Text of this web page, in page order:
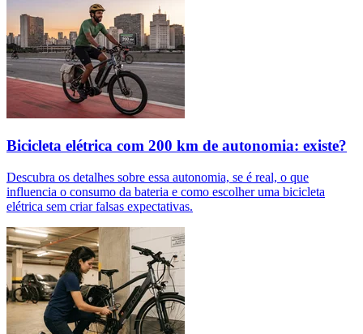
Bicicleta elétrica com 200 km de autonomia: existe?
Descubra os detalhes sobre essa autonomia, se é real, o que
influencia o consumo da bateria e como escolher uma bicicleta
elétrica sem criar falsas expectativas.